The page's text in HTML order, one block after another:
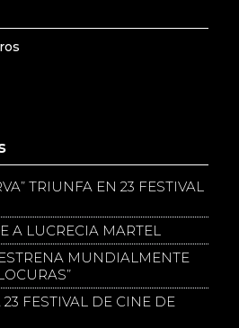
TRIUNFA EN 23 FESTIVAL
A LUCRECIA MARTEL
MUNDIALMENTE
FESTIVAL DE CINE DE